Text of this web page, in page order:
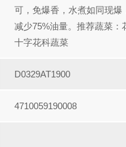
可，免爆香，水煮如同现
减少75%油量。推荐蔬菜
十字花科蔬菜
D0329AT1900
4710059190008